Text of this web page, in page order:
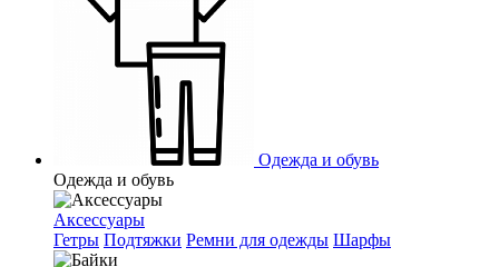
Одежда и обувь
Одежда и обувь
Аксессуары
Гетры Подтяжки Ремни для одежды Шарфы